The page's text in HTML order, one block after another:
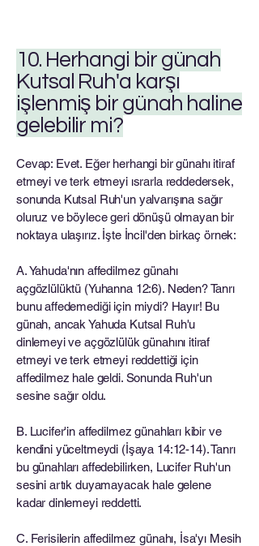
10. Herhangi bir günah
Kutsal Ruh'a karşı
işlenmiş bir günah haline
gelebilir mi?
Cevap: Evet. Eğer herhangi bir günahı itiraf
etmeyi ve terk etmeyi ısrarla reddedersek,
sonunda Kutsal Ruh'un yalvarışına sağır
oluruz ve böylece geri dönüşü olmayan bir
noktaya ulaşırız. İşte İncil'den birkaç örnek:
A. Yahuda'nın affedilmez günahı
açgözlülüktü (Yuhanna 12:6). Neden? Tanrı
bunu affedemediği için miydi? Hayır! Bu
günah, ancak Yahuda Kutsal Ruh'u
dinlemeyi ve açgözlülük günahını itiraf
etmeyi ve terk etmeyi reddettiği için
affedilmez hale geldi. Sonunda Ruh'un
sesine sağır oldu.
B. Lucifer'in affedilmez günahları kibir ve
kendini yüceltmeydi (İşaya 14:12-14). Tanrı
bu günahları affedebilirken, Lucifer Ruh'un
sesini artık duyamayacak hale gelene
kadar dinlemeyi reddetti.
C. Ferisilerin affedilmez günahı, İsa'yı Mesih